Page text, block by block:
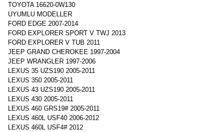
TOYOTA 16620-0W130
UYUMLU MODELLER
FORD EDGE 2007-2014
FORD EXPLORER SPORT V TWJ 2013
FORD EXPLORER V TUB 2011
JEEP GRAND CHEROKEE 1997-2004
JEEP WRANGLER 1997-2006
LEXUS 35 UZS190 2005-2011
LEXUS 350 2005-2011
LEXUS 43 UZS190 2005-2011
LEXUS 430 2005-2011
LEXUS 460 GRS19# 2005-2011
LEXUS 460L USF40 2006-2012
LEXUS 460L USF4# 2012